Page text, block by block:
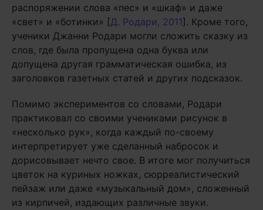
распоряжении слова «пес» и «шкаф» и даже
«свет» и «ботинки» [Д. Родари, 2011]. Кроме того,
ученики Джанни Родари могли сложить сказку из
слов, где была пропущена одна буква или
допущена другая грамматическая ошибка, из
заголовков газетных статей и других подсказок.
Помимо экспериментов со словами, Родари
практиковал со своими учениками рисунок в
«несколько рук», когда каждый по-своему
интерпретирует уже сделанный набросок и
дорисовывает нечто свое. В итоге мог получиться
цветок на куриных ножках, сюрреалистический
пейзаж или даже «музыкальный дом», сложенный
из кирпичей, издающих различные звуки.